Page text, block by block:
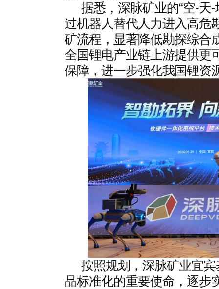
据悉，深脉矿业的“空-天
过机器人替代人力进入高危
矿流程，显著降低勘探综合
全国锂电产业链上游提供更
保障，进一步强化我国锂资
按照规划，深脉矿业宜
品标准化的重要使命，逐步